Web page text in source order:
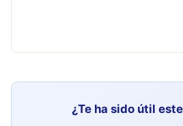
¿Te ha sido útil